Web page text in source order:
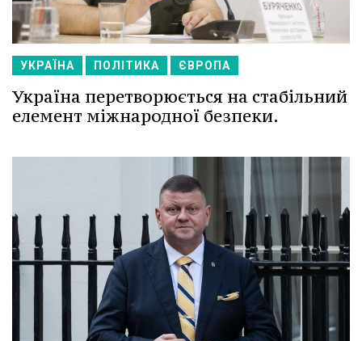
УКРАЇНА ПОЛІТИКА ЄВРОПА
Україна перетворюється на стабільний
елемент міжнародної безпеки.